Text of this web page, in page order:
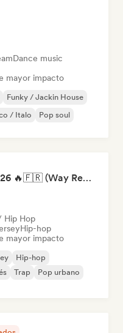
Dance music
mayor impacto
Funky / Jackin House
/ Italo Pop soul
RAP FRANÇAIS 2026 🔥🇫🇷 (Way Records)
Hip Hop
Hip-hop
mayor impacto
Hip-hop
Trap
Pop urbano